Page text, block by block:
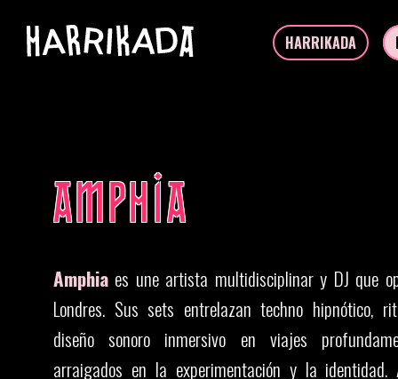
AMPHIA
Amphia es une artista multidisciplinar y DJ que
Londres. Sus sets entrelazan techno hipnótico,
diseño sonoro inmersivo en viajes
arraigados en la experimentación y la
HARRIKADA